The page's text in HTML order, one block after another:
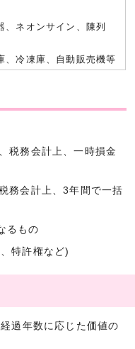
、ネオンサイン、陳列
、冷凍庫、自動販売機等
税務会計上、一時損金
務会計上、3年間で一括
るもの
特許権など)
過年数に応じた価値の